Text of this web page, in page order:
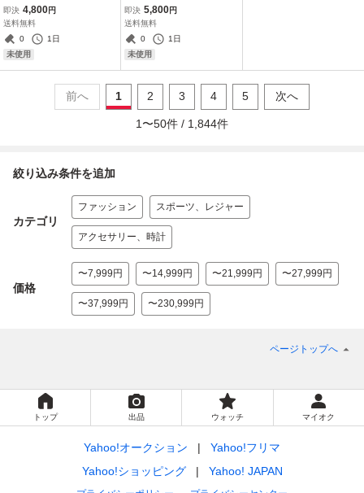
スチュアートオースティ
ン ターバン ヘアバンド リ
ブ編み 帽子 ニット ウール
イギリス製 玉ya1041
即決 4,800円
送料無料
0
1日
未使用
レレ バンダナ ドット柄 ス
カーフ ハンカチ シルク10
0％ ユーロ made in italy
ヨーロッパ 高級 ブラック
即決 5,800円
送料無料
0
1日
未使用
前へ 1 2 3 4 5 次へ
1 〜50件 / 1,844件
絞り込み条件を追加
カテゴリ
ファッション スポーツ、レジャー
アクセサリー、時計
価格
〜7,999円 〜14,999円 〜21,999円 〜27,999円
〜37,999円 〜230,999円
ページトップへ
トップ 出品 ウォッチ マイオク
Yahoo!オークション
Yahoo!フリマ
Yahoo!ショッピング
Yahoo! JAPAN